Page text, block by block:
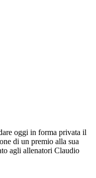
oggi in forma privata il
di un premio alla sua
agli allenatori Claudio